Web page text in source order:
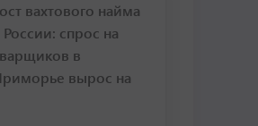
вахтового найма
России: спрос на
в
вырос на